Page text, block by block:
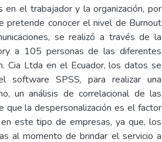
en el trabajador y la organización, por
pretende conocer el nivel de Burnout
se realizó a través de la
a 105 personas de las diferentes
Cia Ltda en el Ecuador, los datos se
software SPSS, para realizar una
un análisis de correlacional de las
que la despersonalización es el factor
este tipo de empresas, ya que, los
al momento de brindar el servicio a